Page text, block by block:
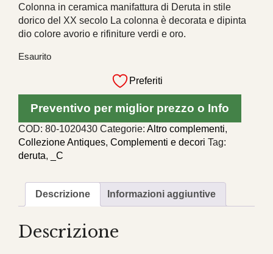
Colonna in ceramica manifattura di Deruta in stile
dorico del XX secolo La colonna è decorata e dipinta
dio colore avorio e rifiniture verdi e oro.
Esaurito
Preferiti
Preventivo per miglior prezzo o Info
COD: 80-1020430 Categorie: Altro complementi,
Collezione Antiques, Complementi e decori Tag:
deruta, _C
Descrizione Informazioni aggiuntive
Descrizione